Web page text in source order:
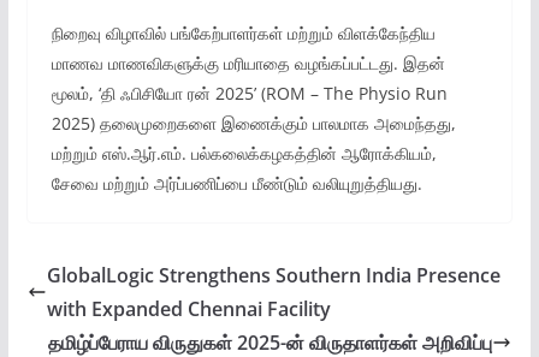
நிறைவு விழாவில் பங்கேற்பாளர்கள் மற்றும் விளக்கேந்திய
மாணவ மாணவிகளுக்கு மரியாதை வழங்கப்பட்டது. இதன்
மூலம், ‘தி ஃபிசியோ ரன் 2025’ (ROM – The Physio Run
2025) தலைமுறைகளை இணைக்கும் பாலமாக அமைந்தது,
மற்றும் எஸ்.ஆர்.எம். பல்கலைக்கழகத்தின் ஆரோக்கியம்,
சேவை மற்றும் அர்ப்பணிப்பை மீண்டும் வலியுறுத்தியது.
GlobalLogic Strengthens Southern India Presence
with Expanded Chennai Facility
தமிழ்ப்பேராய விருதுகள் 2025-ன் விருதாளர்கள் அறிவிப்பு